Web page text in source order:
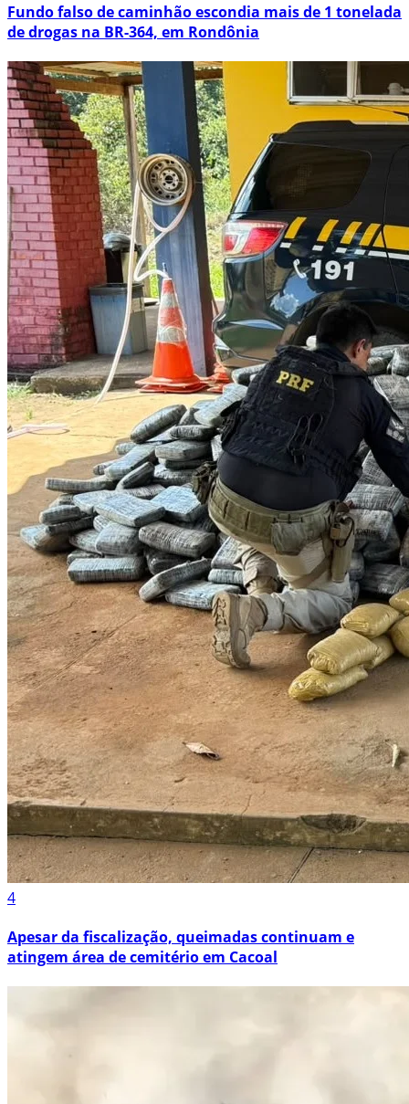
Fundo falso de caminhão escondia mais de 1 tonelada
de drogas na BR-364, em Rondônia
4
Apesar da fiscalização, queimadas continuam e
atingem área de cemitério em Cacoal